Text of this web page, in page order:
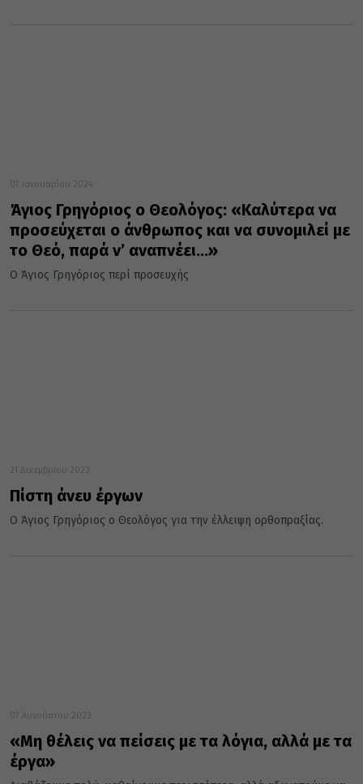
07 Ιανουαρίου 2024
Άγιος Γρηγόριος ο Θεολόγος: «Καλύτερα να
προσεύχεται ο άνθρωπος και να συνομιλεί με
το Θεό, παρά ν’ αναπνέει…»
Ο Άγιος Γρηγόριος περί προσευχής
21 Δεκεμβρίου 2023
Πίστη άνευ έργων
Ο Άγιος Γρηγόριος ο Θεολόγος για την έλλειψη ορθοπραξίας.
07 Αυγούστου 2023
«Μη θέλεις να πείσεις με τα λόγια, αλλά με τα
έργα»